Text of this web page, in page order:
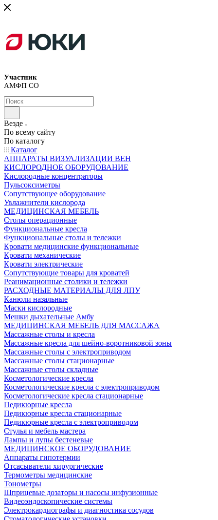
Участник
АМФП СО
Везде
По всему сайту
По каталогу
Каталог
АППАРАТЫ ВИЗУАЛИЗАЦИИ ВЕН
КИСЛОРОДНОЕ ОБОРУДОВАНИЕ
Кислородные концентраторы
Пульсоксиметры
Сопутствующее оборудование
Увлажнители кислорода
МЕДИЦИНСКАЯ МЕБЕЛЬ
Столы операционные
Функциональные кресла
Функциональные столы и тележки
Кровати медицинские функциональные
Кровати механические
Кровати электрические
Сопутствующие товары для кроватей
Реанимационные столики и тележки
РАСХОДНЫЕ МАТЕРИАЛЫ ДЛЯ ЛПУ
Канюли назальные
Маски кислородные
Мешки дыхательные Амбу
МЕДИЦИНСКАЯ МЕБЕЛЬ ДЛЯ МАССАЖА
Массажные столы и кресла
Массажные кресла для шейно-воротниковой зоны
Массажные столы с электроприводом
Массажные столы стационарные
Массажные столы складные
Косметологические кресла
Косметологические кресла с электроприводом
Косметологические кресла стационарные
Педикюрные кресла
Педикюрные кресла стационарные
Педикюрные кресла с электроприводом
Стулья и мебель мастера
Лампы и лупы бестеневые
МЕДИЦИНСКОЕ ОБОРУДОВАНИЕ
Аппараты гипотермии
Отсасыватели хирургические
Термометры медицинские
Тонометры
Шприцевые дозаторы и насосы инфузионные
Видеоэндоскопические системы
Электрокардиографы и диагностика сосудов